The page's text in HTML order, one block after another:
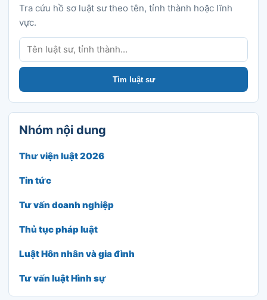
Tra cứu hồ sơ luật sư theo tên, tỉnh thành hoặc lĩnh
vực.
Tìm luật sư
Tìm luật sư
Nhóm nội dung
Thư viện luật 2026
Tin tức
Tư vấn doanh nghiệp
Thủ tục pháp luật
Luật Hôn nhân và gia đình
Tư vấn luật Hình sự